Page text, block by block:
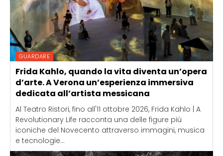
GUARDARE
Frida Kahlo, quando la vita diventa un’opera
d’arte. A Verona un’esperienza immersiva
dedicata all’artista messicana
Al Teatro Ristori, fino all'11 ottobre 2026, Frida Kahlo | A
Revolutionary Life racconta una delle figure più
iconiche del Novecento attraverso immagini, musica
e tecnologie...